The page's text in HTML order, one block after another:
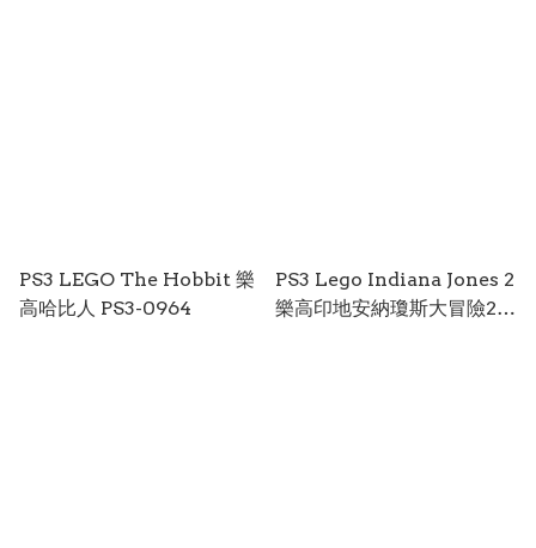
PS3 LEGO The Hobbit 樂
高哈比人 PS3-0964
PS3 Lego Indiana Jones 2
樂高印地安納瓊斯大冒險2